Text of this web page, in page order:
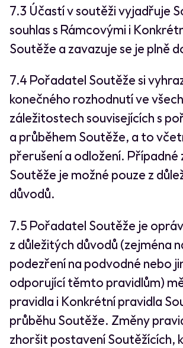
7.3 Účastí v soutěži vyjadřuje
souhlas s Rámcovými i
Soutěže a zavazuje se je plně
7.4 Pořadatel Soutěže si
konečného rozhodnutí ve všech
záležitostech souvisejících s
a průběhem Soutěže, a to
přerušení a odložení. Případné
Soutěže je možné pouze z
důvodů.
7.5 Pořadatel Soutěže je
z důležitých důvodů (zejména
podezření na podvodné nebo
odporující těmto pravidlům)
pravidla i Konkrétní pravidla
průběhu Soutěže. Změny
zhoršit postavení Soutěžících,